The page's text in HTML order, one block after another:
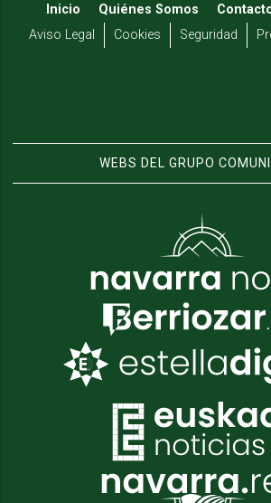
Inicio Quiénes Somos
Aviso Legal
Cookies Seguridad
WEBS DEL GRUPO